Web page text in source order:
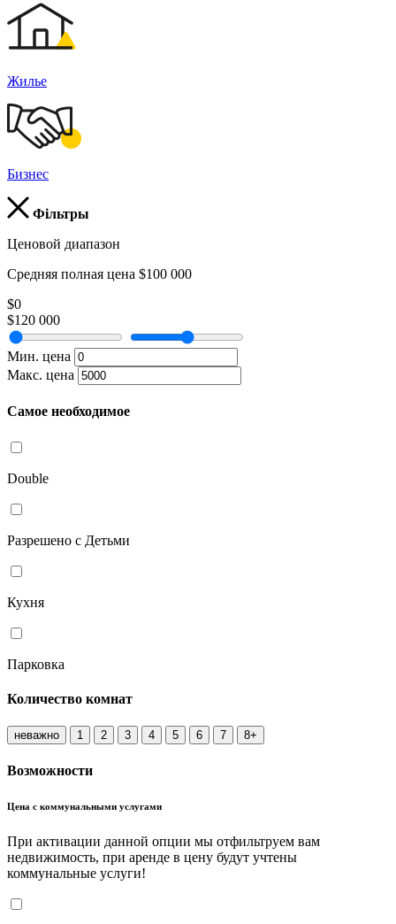
Жилье
Бизнес
Фільтры
Ценовой диапазон
Средняя полная цена $100 000
$0
$120 000
Мин. цена
Макс. цена
Самое необходимое
Double
Разрешено с Детьми
Кухня
Парковка
Количество комнат
неважно 1 2 3 4 5 6 7 8+
Возможности
Цена с коммунальными услугами
При активации данной опции мы отфильтруем вам
недвижимость, при аренде в цену будут учтены
коммунальные услуги!